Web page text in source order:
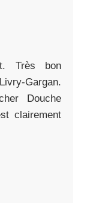
Très bon
Gargan.
Douche
clairement